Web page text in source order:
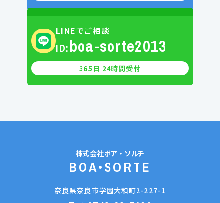
LINEでご相談
ID:boa-sorte2013
365日 24時間受付
株式会社ボア・ソルチ
BOA•SORTE
奈良県奈良市学園大和町2-227-1